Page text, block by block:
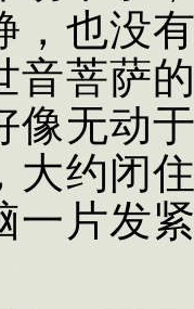
，也没
音菩萨
像无动
大约闭
一片发